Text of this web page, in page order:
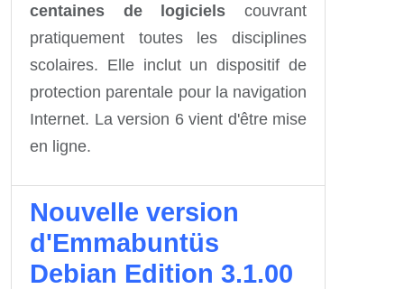
centaines de logiciels couvrant
pratiquement toutes les disciplines
scolaires. Elle inclut un dispositif de
protection parentale pour la navigation
Internet. La version 6 vient d'être mise
en ligne.
Nouvelle version
d'Emmabuntüs
Debian Edition 3.1.00